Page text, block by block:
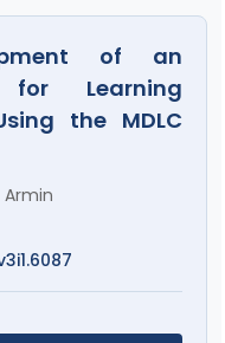
of an
for Learning
the MDLC